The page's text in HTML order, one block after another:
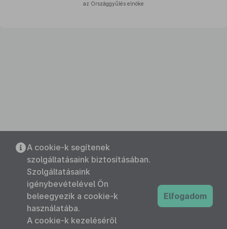
az Országgyűlés elnöke
A cookie-k segítenek
szolgáltatásaink biztosításában.
Szolgáltatásaink
igénybevételével Ön
beleegyezik a cookie-k
használatába.
A cookie-k kezeléséről
Elfogadom